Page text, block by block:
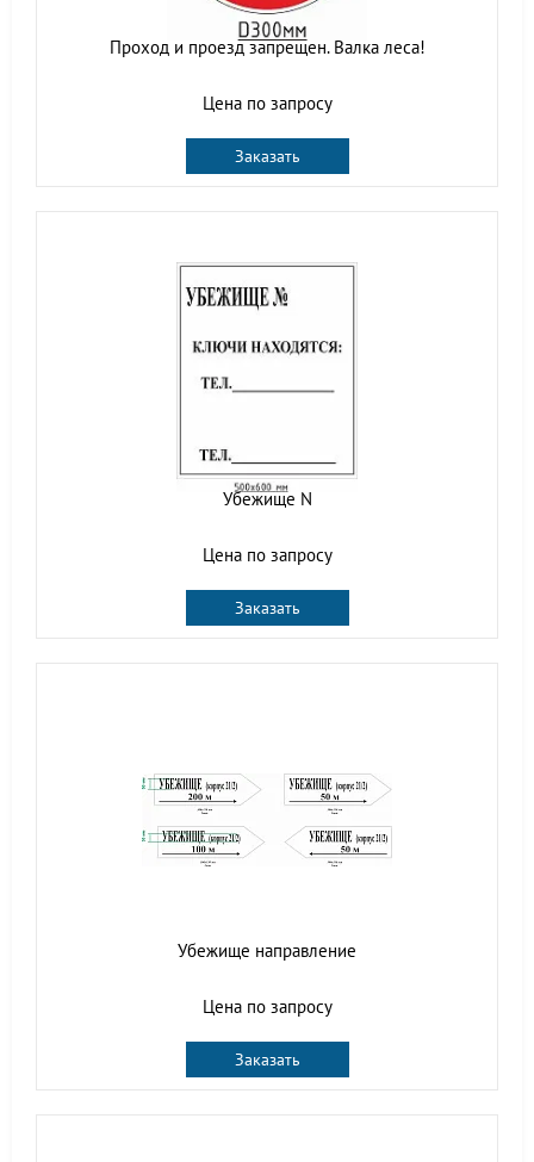
Проход и проезд запрещен. Валка леса!
Цена по запросу
Заказать
Убежище N
Цена по запросу
Заказать
Убежище направление
Цена по запросу
Заказать